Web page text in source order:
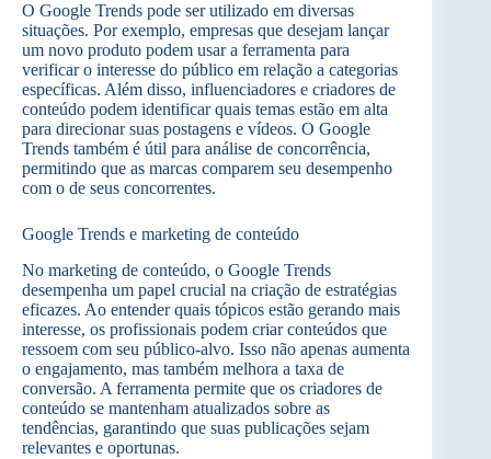
O Google Trends pode ser utilizado em diversas
situações. Por exemplo, empresas que desejam lançar
um novo produto podem usar a ferramenta para
verificar o interesse do público em relação a categorias
específicas. Além disso, influenciadores e criadores de
conteúdo podem identificar quais temas estão em alta
para direcionar suas postagens e vídeos. O Google
Trends também é útil para análise de concorrência,
permitindo que as marcas comparem seu desempenho
com o de seus concorrentes.
Google Trends e marketing de conteúdo
No marketing de conteúdo, o Google Trends
desempenha um papel crucial na criação de estratégias
eficazes. Ao entender quais tópicos estão gerando mais
interesse, os profissionais podem criar conteúdos que
ressoem com seu público-alvo. Isso não apenas aumenta
o engajamento, mas também melhora a taxa de
conversão. A ferramenta permite que os criadores de
conteúdo se mantenham atualizados sobre as
tendências, garantindo que suas publicações sejam
relevantes e oportunas.